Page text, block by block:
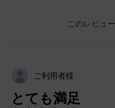
このレビュ
ご利用者様
とても満足